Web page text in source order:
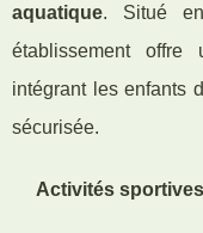
aquatique. Situé
établissement offre
intégrant les enfants
sécurisée.
Activités